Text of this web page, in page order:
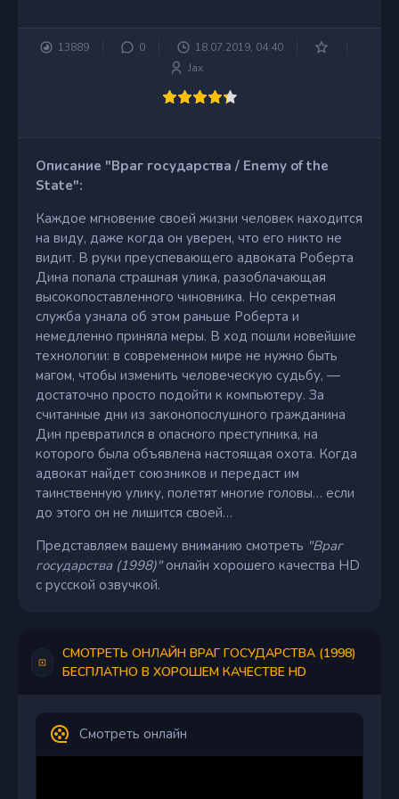
13889 0
18.07.2019, 04:40
Jax
Описание "Враг государства / Enemy of the
State":
Каждое мгновение своей жизни человек находится
на виду, даже когда он уверен, что его никто не
видит. В руки преуспевающего адвоката Роберта
Дина попала страшная улика, разоблачающая
высокопоставленного чиновника. Но секретная
служба узнала об этом раньше Роберта и
немедленно приняла меры. В ход пошли новейшие
технологии: в современном мире не нужно быть
магом, чтобы изменить человеческую судьбу, —
достаточно просто подойти к компьютеру. За
считанные дни из законопослушного гражданина
Дин превратился в опасного преступника, на
которого была объявлена настоящая охота. Когда
адвокат найдет союзников и передаст им
таинственную улику, полетят многие головы… если
до этого он не лишится своей…
Представляем вашему вниманию смотреть "Враг
государства (1998)"онлайн хорошего качества HD
с русской озвучкой.
СМОТРЕТЬ ОНЛАЙН ВРАГ ГОСУДАРСТВА (1998)
БЕСПЛАТНО В ХОРОШЕМ КАЧЕСТВЕ HD
Смотреть онлайн